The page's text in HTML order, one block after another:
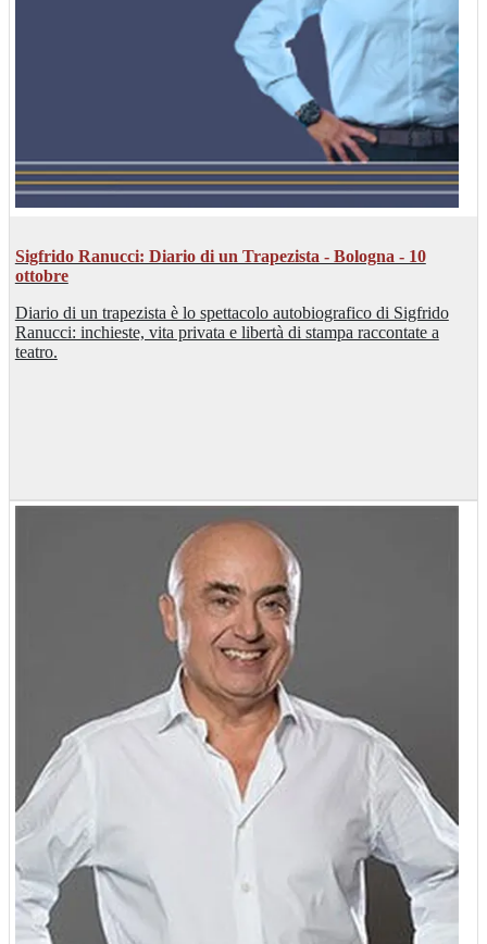
Sigfrido Ranucci: Diario di un Trapezista - Bologna - 10
ottobre
Diario di un trapezista è lo spettacolo autobiografico di Sigfrido
Ranucci: inchieste, vita privata e libertà di stampa raccontate a
teatro.